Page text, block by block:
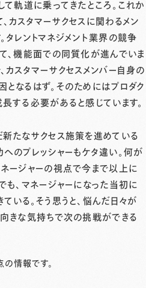
て軌道に乗ってきたところ。これか
カスタマーサクセスに関わるメン
タレントマネジメント業界の競争
、機能面での同質化が進んでいま
カスタマーサクセスメンバー自身の
なるはず。そのためにはプロダク
する必要があると感じています。
たなサクセス施策を進めている
のプレッシャーもケタ違い。何が
ージャーの視点で今まで以上に
も、マネージャーになった当初に
いる。そう思うと、悩んだ日々が
きな気持ちで次の挑戦ができる
情報です。